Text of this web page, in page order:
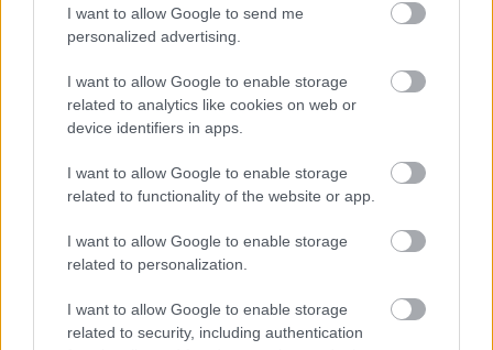
I want to allow Google to send me
personalized advertising.
I want to allow Google to enable storage
related to analytics like cookies on web or
device identifiers in apps.
I want to allow Google to enable storage
related to functionality of the website or app.
I want to allow Google to enable storage
related to personalization.
I want to allow Google to enable storage
related to security, including authentication
Vagyonvisszaszerzés: amikor a pénz
gyorsabban fut, mint a jog
ELEMZÉSEK 2026. júl. 21.